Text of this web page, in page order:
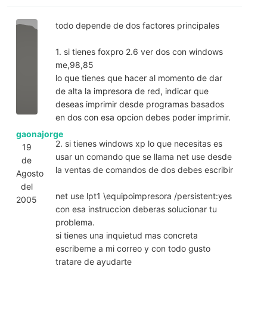
gaonajorge
19
de
Agosto
del
2005
todo depende de dos factores principales
1. si tienes foxpro 2.6 ver dos con windows
me,98,85
lo que tienes que hacer al momento de dar
de alta la impresora de red, indicar que
deseas imprimir desde programas basados
en dos con esa opcion debes poder imprimir.
2. si tienes windows xp lo que necesitas es
usar un comando que se llama net use desde
la ventas de comandos de dos debes escribir
net use lpt1 \equipoimpresora /persistent:yes
con esa instruccion deberas solucionar tu
problema.
si tienes una inquietud mas concreta
escribeme a mi correo y con todo gusto
tratare de ayudarte